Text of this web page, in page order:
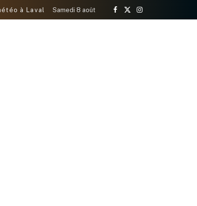
à Laval Samedi 8 août
Facebook
X
Instagram